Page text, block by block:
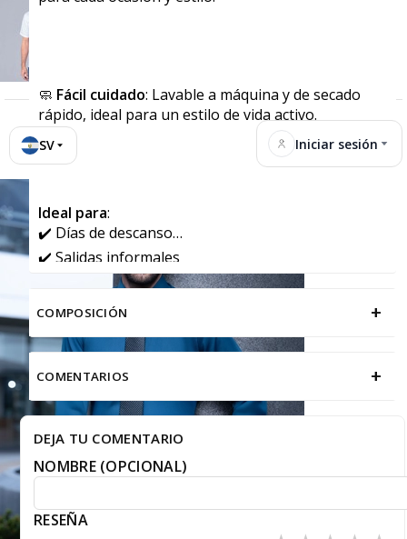
SV Iniciar sesión
🧼 Fácil cuidado: Lavable a máquina y de secado
rápido, ideal para un estilo de vida activo.
Ideal para:
✔️ Días de descanso
✔️ Salidas informales
✔️ Actividades deportivas y recreativas
COMPOSICIÓN +
COMENTARIOS +
DEJA TU COMENTARIO
NOMBRE (OPCIONAL)
RESEÑA